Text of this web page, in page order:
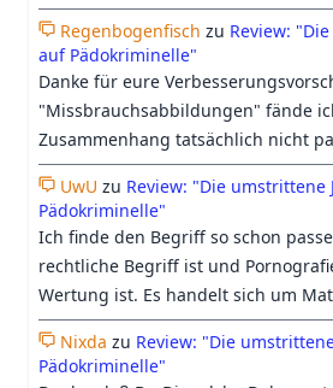
denke das immer mehr bei
mittlerweile auch an Fiktion
und den Berichterstattungen dazu
Regenbogenfisch zu Review:
auf Pädokriminelle"
Danke für eure
"Missbrauchsabbildungen" fände
Zusammenhang tatsächlich nicht
dabei nicht um ein Synonym für
sondern nur um eine
sind auch Posingbilder oder von
Aufnahmen pornografisch, bilden
Missbrauch ab. Dennoch lehnen wir
Aufnahmen ab. Bezüglich Uwus Anmerkung, glaube ich,
dass die meisten Menschen bei
"Kinderpornografie" i. d. R. an
UwU zu Review: "Die umstrittene
Pädokriminelle"
Ich finde den Begriff so schon
rechtliche Begriff ist und
Wertung ist. Es handelt sich um
soll. Mein Vorschlag wäre es vor dem Wort noch ein
"reale" hinzuzufügen.
Nixda zu Review: "Die
Pädokriminelle"